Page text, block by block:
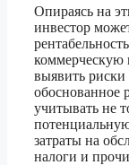
Опираясь на
инвестор
коммерческую
выявить риски
обоснованное
учитывать не
затраты на
налоги и